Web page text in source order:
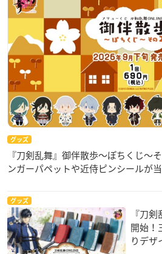
グッズ
『刀剣乱舞』御伴散歩～ぽちくじ～
ンガーパペットや近侍ピンシールが
グッズ
『刀
開始！
りデザ